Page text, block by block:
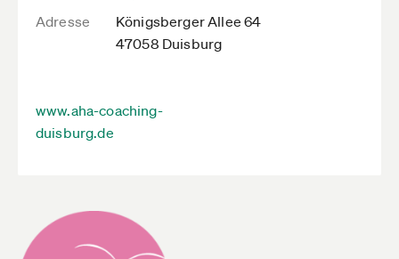
Adresse
Königsberger Allee 64
47058 Duisburg
www.aha-coaching-
duisburg.de